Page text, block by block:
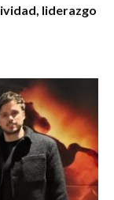
liderazgo